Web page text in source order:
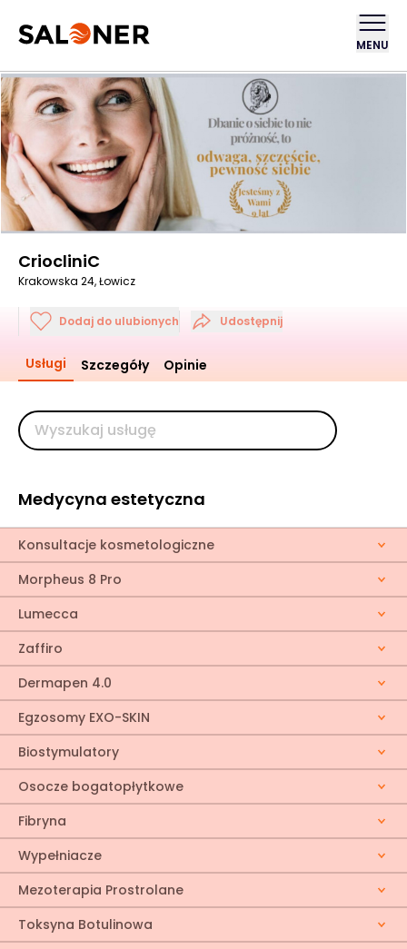
MENU
CriocliniC
Krakowska 24, Łowicz
Dodaj do ulubionych Udostępnij
Usługi Szczegóły Opinie
Medycyna estetyczna
Konsultacje kosmetologiczne
Morpheus 8 Pro
Lumecca
Zaffiro
Dermapen 4.0
Egzosomy EXO-SKIN
Biostymulatory
Osocze bogatopłytkowe
Fibryna
Wypełniacze
Mezoterapia Prostrolane
Toksyna Botulinowa